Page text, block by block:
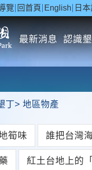
覽 回首頁 English 日
最新消息 認識
丁 地區物產
筍味 誰把台灣
紅土台地上的